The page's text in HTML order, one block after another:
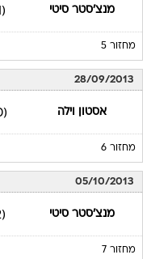
מנצ'סטר סיטי (1)
מחזור 5
28/09/2013
אסטון וילה (0)
מחזור 6
05/10/2013
מנצ'סטר סיטי (2)
מחזור 7